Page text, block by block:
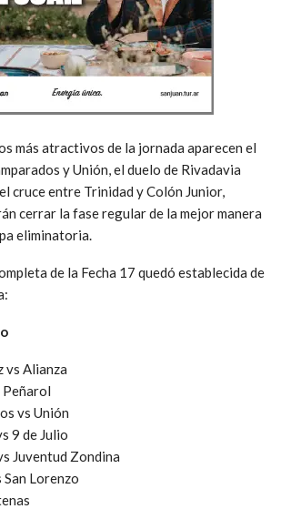
más atractivos de la jornada aparecen el
y Unión, el duelo de Rivadavia
cruce entre Trinidad y Colón Junior,
cerrar la fase regular de la mejor manera
eliminatoria.
de la Fecha 17 quedó establecida de
vs Alianza
Peñarol
vs Unión
9 de Julio
Juventud Zondina
Lorenzo